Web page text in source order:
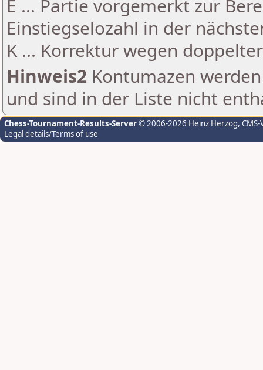
E ... Partie vorgemerkt zur
Einstiegselozahl in der
K ... Korrektur wegen
Hinweis2 Kontumazen
und sind in der Liste nicht
Chess-Tournament-Results-Server© 2006-2026 Heinz Herzog,
Legal details/Terms of use